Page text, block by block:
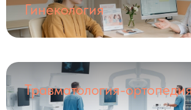
Гинекология
Травматология-